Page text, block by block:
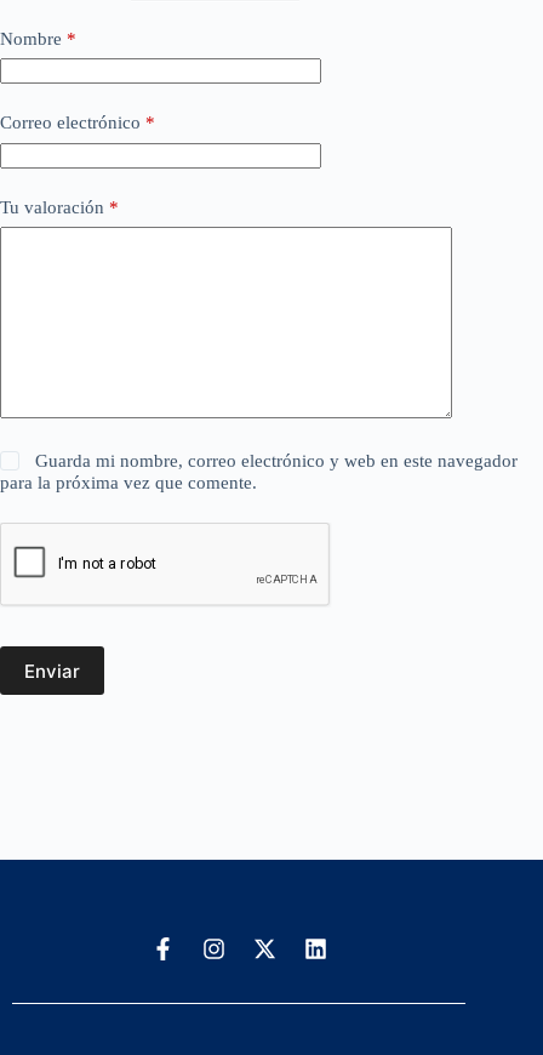
Nombre *
Correo electrónico *
Tu valoración *
Guarda mi nombre, correo electrónico y web en este navegador
para la próxima vez que comente.
Enviar